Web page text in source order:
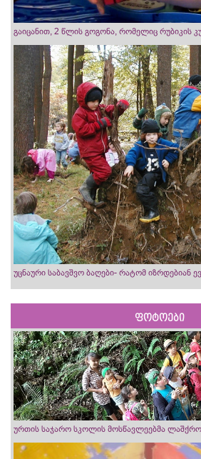
გაიცანით, 2 წლის გოგონა, რომელიც რუბიკის
უცნაური საბავშვო ბაღები- რატომ იზრდებიან
ფოტოები
ურთის საჯარო სკოლის მოსწავლეებმა